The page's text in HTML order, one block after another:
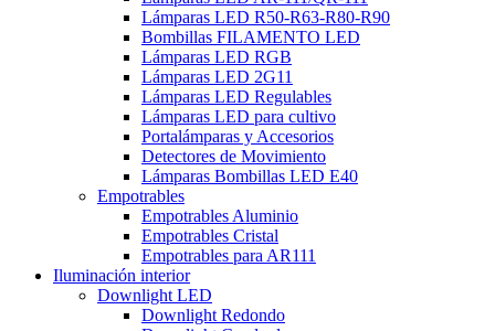
Lámparas LED R50-R63-R80-R90
Bombillas FILAMENTO LED
Lámparas LED RGB
Lámparas LED 2G11
Lámparas LED Regulables
Lámparas LED para cultivo
Portalámparas y Accesorios
Detectores de Movimiento
Lámparas Bombillas LED E40
Empotrables
Empotrables Aluminio
Empotrables Cristal
Empotrables para AR111
Iluminación interior
Downlight LED
Downlight Redondo